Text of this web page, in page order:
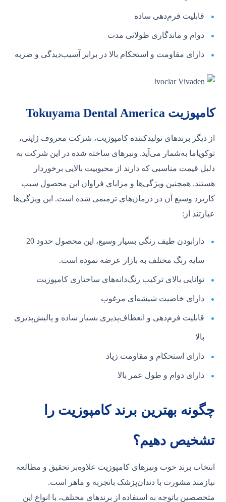
قابلیت فرم‌دهی ساده
دوام و ماندگاری طولانی مدت
دارای مقاومت و استحکام بالا در برابر آسیب‌دیدگی و ضربه
کامپوزیت Tokuyama Dental America
از دیگر برندهای تولیدکننده کامپوزیت، شرکت معروف ژاپنی،
توکویاما به‌شمار می‌آید. ونیرهای ساخته شده در این شرکت به
دلیل قیمت مناسبی که دارند از محبوبیت بالایی برخوردار
هستند. همچنین ویژگی‌ها و مزایای فراوان این محصول سبب
کاربرد وسیع آن در درمان‌های ترمیمی شده است. این ویژگی‌ها
عبارتند از:
دارابودن طیف رنگی بسیار وسیع، این محصول حدود 20
سایه رنگ مختلف به بازار عرضه نموده است.
توانایی بالای ترکیب رنگ‌دانه‌های ساختاری کامپوزیت
دارای خاصیت شیشه‌ای مرغوب
قابلیت فرم‌دهی و انعطاف‌پذیری بسیار ساده و پالیش‌پذیری
بالا
دارای استحکام و مقاومت زیاد
دارای دوام و طول عمر بالا
چگونه بهترین برند کامپوزیت را
تشخیص دهیم؟
انتخاب برند خوب ونیرهای کامپوزیت علاوه‌بر تحقیق و مطالعه
نیازمند مشورت با دندان‌پزشک باتجربه و ماهر است.
متخصصین باتوجه به استفاده از برندهای مختلف، با انواع این